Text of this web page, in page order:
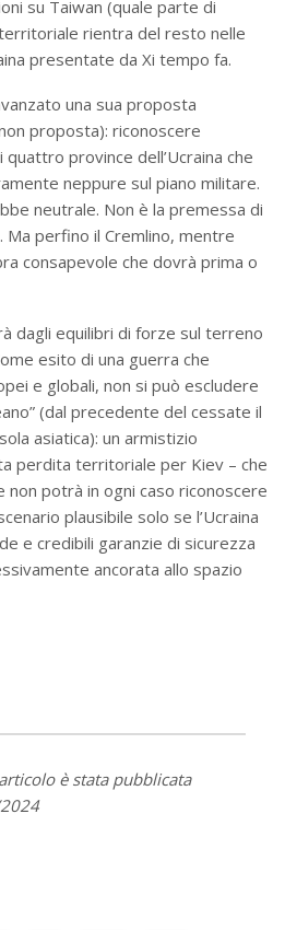
su Taiwan (quale parte di
territoriale rientra del resto nelle
presentate da Xi tempo fa.
una sua proposta
proposta): riconoscere
quattro province dell’Ucraina che
neppure sul piano militare.
neutrale. Non è la premessa di
perfino il Cremlino, mentre
consapevole che dovrà prima o
dagli equilibri di forze sul terreno
esito di una guerra che
e globali, non si può escludere
(dal precedente del cessate il
asiatica): un armistizio
perdita territoriale per Kiev – che
non potrà in ogni caso riconoscere
plausibile solo se l’Ucraina
e credibili garanzie di sicurezza
ancorata allo spazio
è stata pubblicata